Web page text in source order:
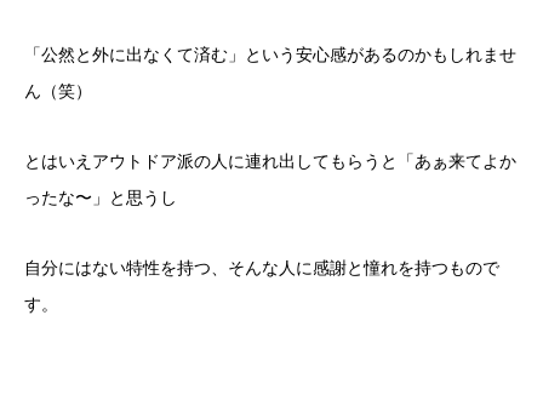
「公然と外に出なくて済む」という安心感があるのかもしれませ
ん（笑）
とはいえアウトドア派の人に連れ出してもらうと「あぁ来てよか
ったな〜」と思うし
自分にはない特性を持つ、そんな人に感謝と憧れを持つもので
す。